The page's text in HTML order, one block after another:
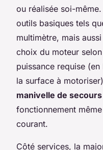
ou réalisée soi-
outils basiques tels
multimètre, mais
choix du moteur
puissance requise
la surface à
manivelle de secours
fonctionnement
courant.
Côté services, la